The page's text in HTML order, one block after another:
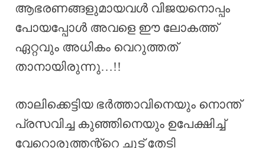
ആഭരണങ്ങളുമായവൾ വിജയനൊപ്പം
പോയപ്പോൾ അവളെ ഈ ലോകത്ത്
ഏറ്റവും അധികം വെറുത്തത്
താനായിരുന്നു…!!
താലിക്കെട്ടിയ ഭർത്താവിനെയും നൊന്ത്
പ്രസവിച്ച കുഞ്ഞിനെയും ഉപേക്ഷിച്ച്
വേറൊരുത്തന്റ്റെ ചൂട് തേടി